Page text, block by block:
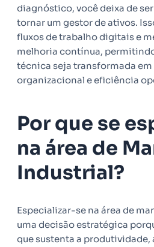
diagnóstico, você deixa de
tornar um gestor de ativos.
fluxos de trabalho digitais e
melhoria contínua,
técnica seja transformada
organizacional e eficiência
Por que se
na área de
Industrial?
Especializar-se na área de
uma decisão estratégica
que sustenta a produtividade,